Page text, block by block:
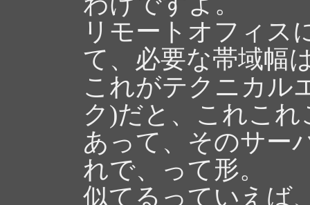
リモートオフィス
て、必要な帯域幅
これがテクニカル
ク)だと、これこ
あって、そのサー
れで、って形。
似てるっていえば